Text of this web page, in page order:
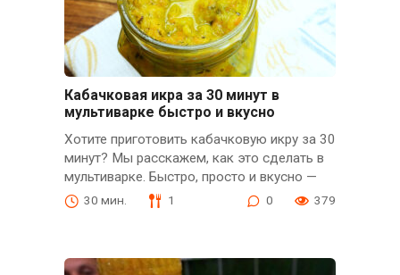
Кабачковая икра за 30 минут в
мультиварке быстро и вкусно
Хотите приготовить кабачковую икру за 30
минут? Мы расскажем, как это сделать в
мультиварке. Быстро, просто и вкусно —
30 мин. 1 0 379